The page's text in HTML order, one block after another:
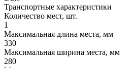
Транспортные характеристики
Количество мест, шт.
1
Максимальная длина места, мм
330
Максимальная ширина места, мм
280